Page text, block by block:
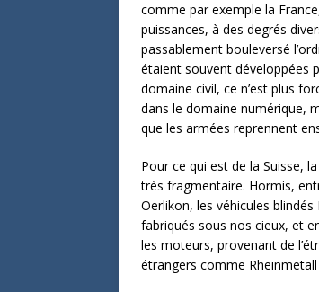
comme par exemple la
puissances, à des degrés
passablement bouleversé
étaient souvent développées
domaine civil, ce n’est plus
dans le domaine numérique,
que les armées reprennent
Pour ce qui est de la Suisse,
très fragmentaire. Hormis,
Oerlikon, les véhicules
fabriqués sous nos cieux, et
les moteurs, provenant de
étrangers comme